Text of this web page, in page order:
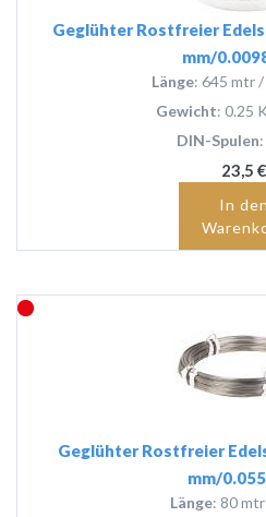
Geglühter Rostfreier
mm/
Länge: 645 mtr
Gewicht: 0.25
DIN-Spulen
23,5 €
In den
Geglühter Rostfreier
mm/
Länge: 80